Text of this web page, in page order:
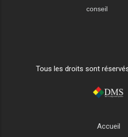
conseil
Tous les droits sont
Accueil